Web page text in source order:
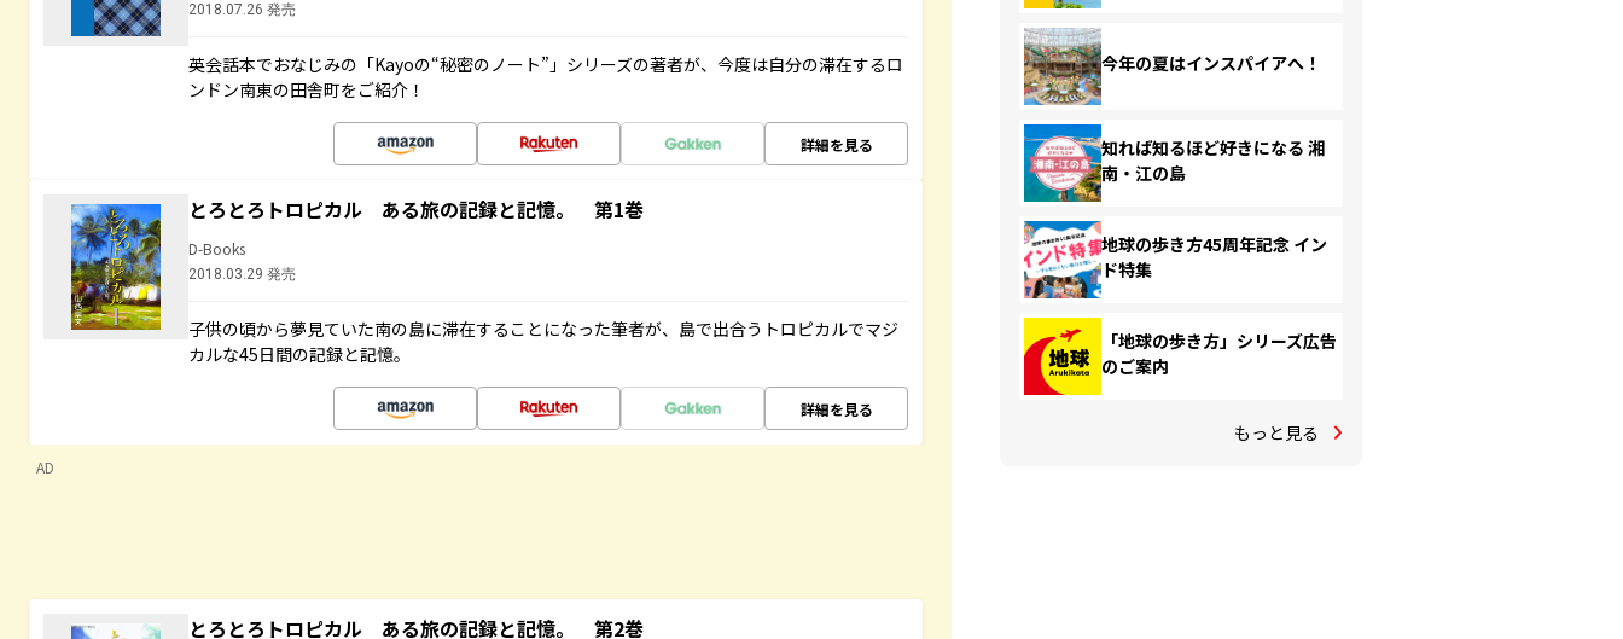
2018.07.26 発売
英会話本でおなじみの「Kayoの“秘密のノート”」シリーズの著者が、今度は自分の滞在するロ
ンドン南東の田舎町をご紹介！
詳細を見る
とろとろトロピカル ある旅の記録と記憶。 第1巻
D-Books
2018.03.29 発売
子供の頃から夢見ていた南の島に滞在することになった筆者が、島で出合うトロピカルでマジ
カルな45日間の記録と記憶。
詳細を見る
AD
とろとろトロピカル ある旅の記録と記憶。 第2巻
今年の夏はインスパイアへ！
知れば知るほど好きになる 湘
南・江の島
地球の歩き方45周年記念 イン
ド特集
「地球の歩き方」シリーズ広告
のご案内
もっと見る